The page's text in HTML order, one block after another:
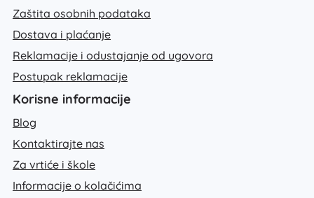
Zaštita osobnih podataka
Dostava i plaćanje
Reklamacije i odustajanje od ugovora
Postupak reklamacije
Korisne informacije
Blog
Kontaktirajte nas
Za vrtiće i škole
Informacije o kolačićima